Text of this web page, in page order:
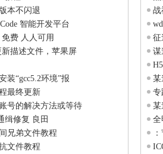
本不闪退
智能开发平台
费 人人可用
新描述文件，苹果屏
装“gcc5.2环境”报
最终更新
号的解决方法或等待
缉修复 良田
兄弟文件教程
文件教程
战
征
谋
某
专
某
全